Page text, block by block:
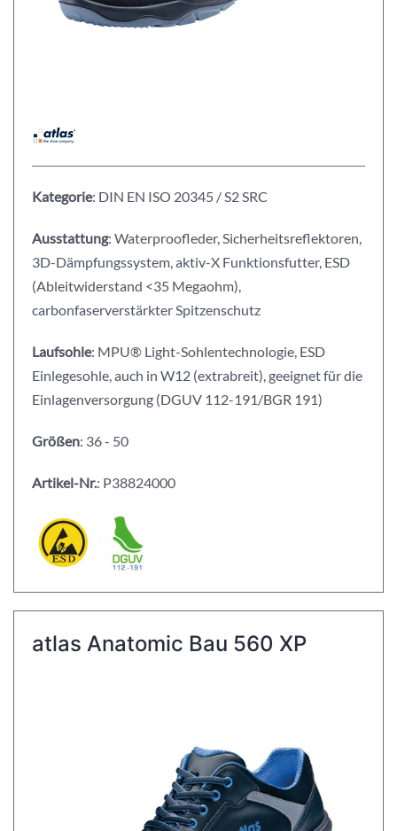
Kategorie: DIN EN ISO 20345 / S2 SRC
Ausstattung: Waterproofleder, Sicherheitsreflektoren,
3D-Dämpfungssystem, aktiv-X Funktionsfutter, ESD
(Ableitwiderstand <35 Megaohm),
carbonfaserverstärkter Spitzenschutz
Laufsohle: MPU® Light-Sohlentechnologie, ESD
Einlegesohle, auch in W12 (extrabreit), geeignet für die
Einlagenversorgung (DGUV 112-191/BGR 191)
Größen: 36 - 50
Artikel-Nr.: P38824000
atlas Anatomic Bau 560 XP